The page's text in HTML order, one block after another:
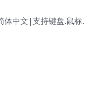
中文|支持键盘.鼠标.